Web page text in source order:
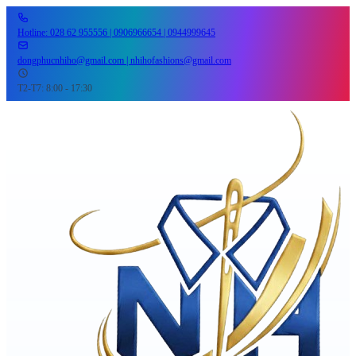
Hotline: 028 62 955556 | 0906966654 | 0944999645
dongphucnhiho@gmail.com | nhihofashions@gmail.com
T2-T7: 8:00 - 17:30